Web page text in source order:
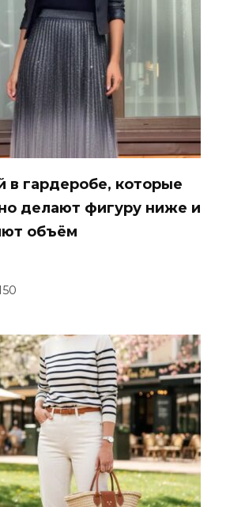
в гардеробе, которые
делают фигуру ниже и
объём